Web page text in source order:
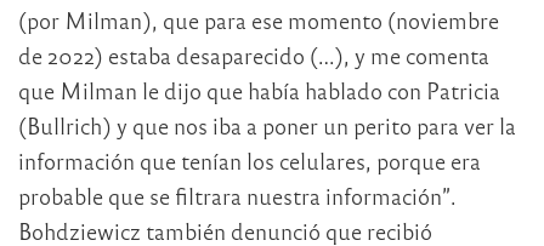
(por Milman), que para ese momento (noviembre
de 2022) estaba desaparecido (…), y me comenta
que Milman le dijo que había hablado con Patricia
(Bullrich) y que nos iba a poner un perito para ver la
información que tenían los celulares, porque era
probable que se filtrara nuestra información”.
Bohdziewicz también denunció que recibió